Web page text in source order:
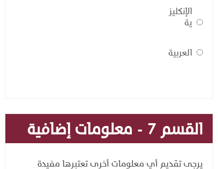
الإنكليز
ية
العربية
القسم 7 - معلومات إضافية
يرجى تقديم أي معلومات أخرى تعتبرها مفيدة